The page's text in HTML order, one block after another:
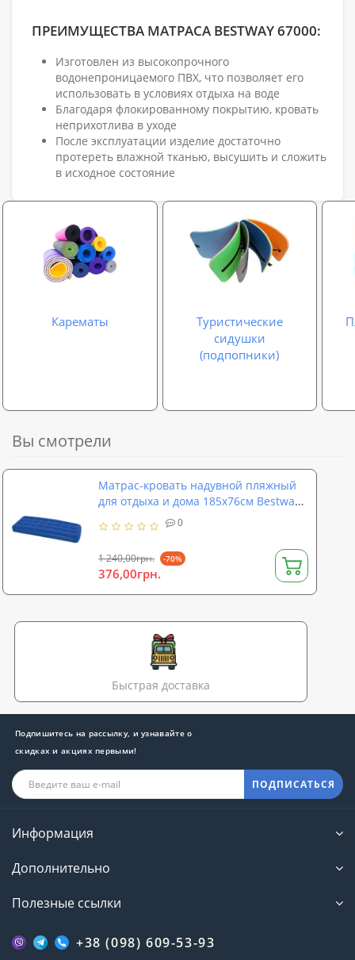
ПРЕИМУЩЕСТВА МАТРАСА BESTWAY 67000:
Изготовлен из высокопрочного
водонепроницаемого ПВХ, что позволяет его
использовать в условиях отдыха на воде
Благодаря флокированному покрытию, кровать
неприхотлива в уходе
После эксплуатации изделие достаточно
протереть влажной тканью, высушить и сложить
в исходное состояние
Карематы
Туристические
сидушки
(подпопники)
Вы смотрели
Матрас-кровать надувной пляжный
для отдыха и дома 185x76см Bestway
0
1 240,00грн. -70%
376,00грн.
Быстрая доставка
Подпишитесь на рассылку, и узнавайте о
скидках и акциях первыми!
ПОДПИСАТЬСЯ
Информация
Дополнительно
Полезные ссылки
+38 (098) 609-53-93